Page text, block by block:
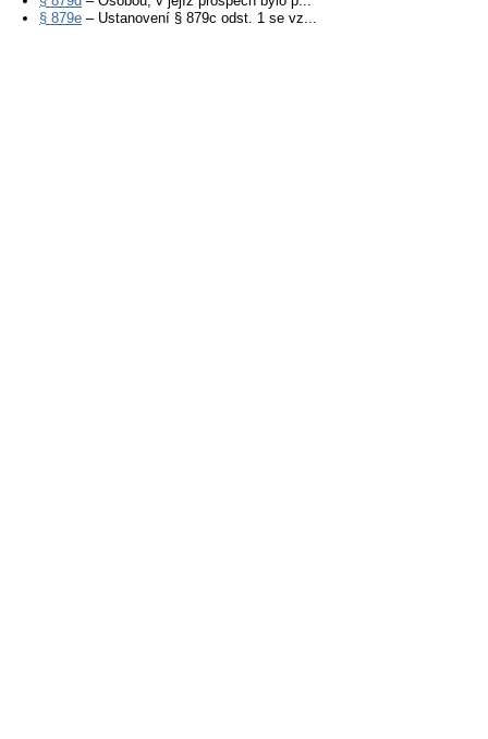
§ 879e – Ustanovení § 879c odst. 1 se vz...